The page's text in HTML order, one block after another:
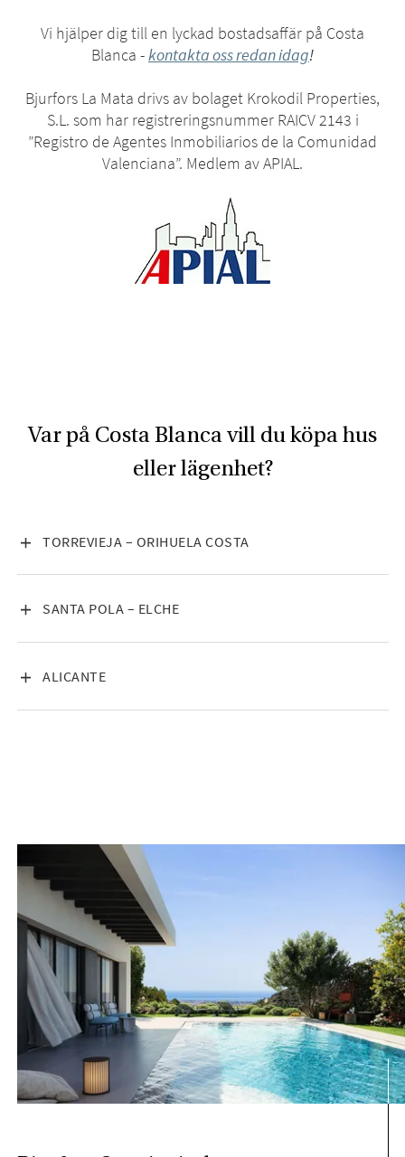
Vi hjälper dig till en lyckad bostadsaffär på Costa
Blanca -kontakta oss redan idag!
Bjurfors La Mata drivs av bolaget Krokodil Properties,
S.L. som har registreringsnummer RAICV 2143 i
”Registro de Agentes Inmobiliarios de la Comunidad
Valenciana”. Medlem av APIAL.
Var på Costa Blanca vill du köpa hus
eller lägenhet?
TORREVIEJA – ORIHUELA COSTA
VISA INNEHÅLL
SANTA POLA – ELCHE
VISA INNEHÅLL
ALICANTE
VISA INNEHÅLL